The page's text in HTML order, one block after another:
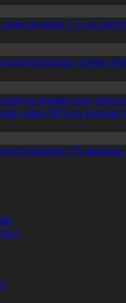
өндірісі 1,5 есе
тізімін
жұмыстың
саны 50%-ға
170